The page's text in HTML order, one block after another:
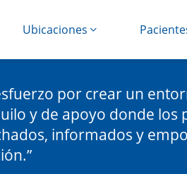
Ubicaciones
por crear un
y de apoyo donde los
informados y